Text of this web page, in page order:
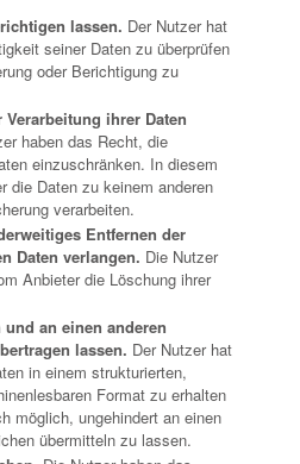
lassen. Der Nutzer hat
seiner Daten zu überprüfen
oder Berichtigung zu
ihrer Daten
haben das Recht, die
einzuschränken. In diesem
die Daten zu keinem anderen
verarbeiten.
Entfernen der
Daten verlangen. Die Nutzer
Anbieter die Löschung ihrer
an einen anderen
lassen. Der Nutzer hat
in einem strukturierten,
Format zu erhalten
möglich, ungehindert an einen
übermitteln zu lassen.